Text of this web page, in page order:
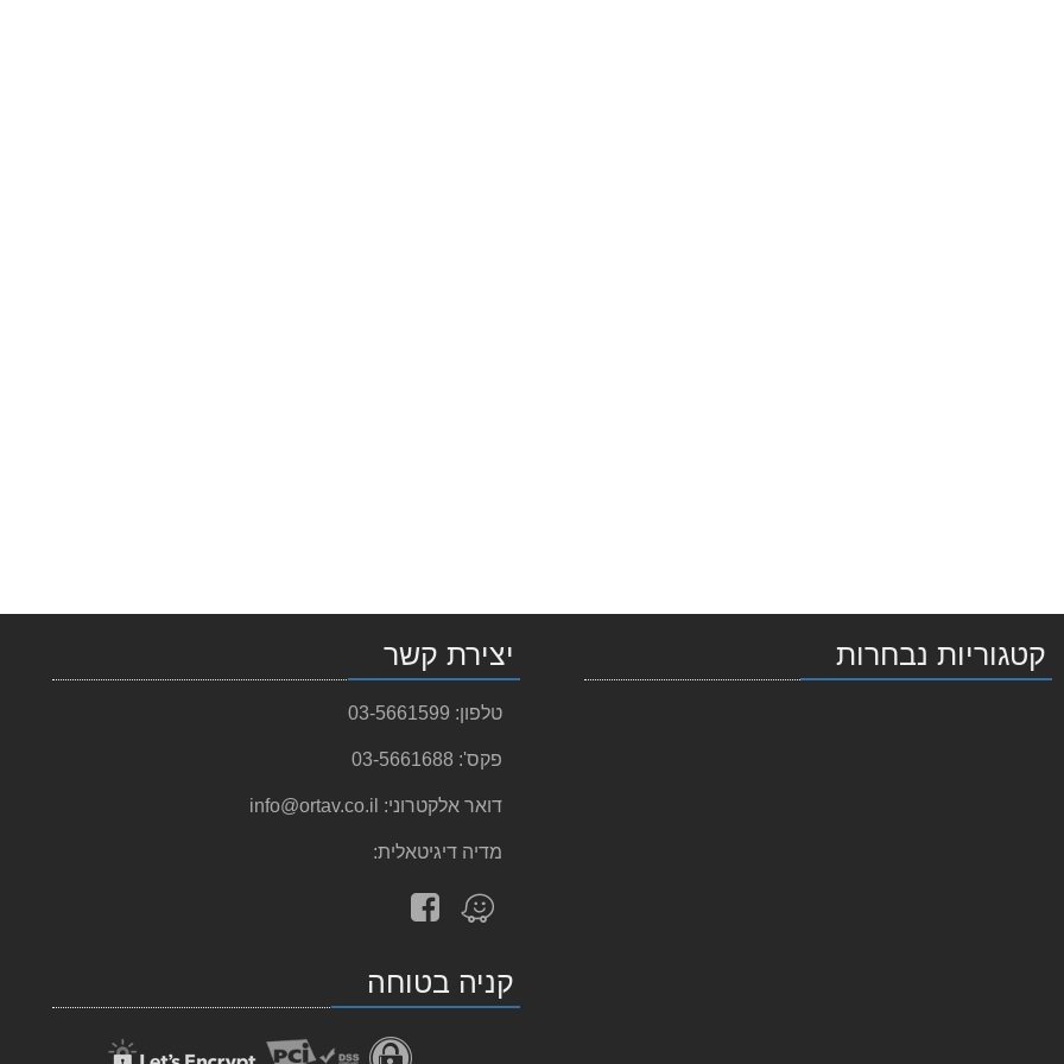
קטגוריות נבחרות יצירת קשר
טלפון: 03-5661599
פקס': 03-5661688
דואר אלקטרוני: info@ortav.co.il
מדיה דיגיטאלית:
מצא
אותנו
Waze
facebookקניה בטוחה